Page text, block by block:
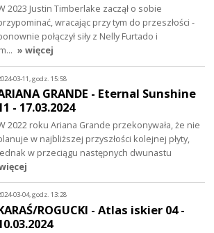
2023 Justin Timberlake zaczął o sobie
wracając przy tym do przeszłości -
połączył siły z Nelly Furtado i
» więcej
03-11, godz. 15:58
GRANDE - Eternal Sunshine
- 17.03.2024
2022 roku Ariana Grande przekonywała, że nie
w najbliższej przyszłości kolejnej płyty,
w przeciągu następnych dwunastu
03-04, godz. 13:28
ROGUCKI - Atlas iskier 04 -